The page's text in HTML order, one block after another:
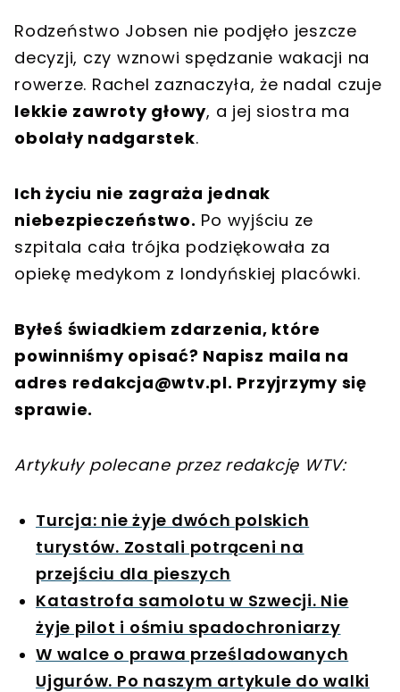
Rodzeństwo Jobsen nie podjęło jeszcze
decyzji, czy wznowi spędzanie wakacji na
rowerze. Rachel zaznaczyła, że nadal czuje
lekkie zawroty głowy, a jej siostra ma
obolały nadgarstek.
Ich życiu nie zagraża jednak
niebezpieczeństwo. Po wyjściu ze
szpitala cała trójka podziękowała za
opiekę medykom z londyńskiej placówki.
Byłeś świadkiem zdarzenia, które
powinniśmy opisać? Napisz maila na
adres redakcja@wtv.pl. Przyjrzymy się
sprawie.
Artykuły polecane przez redakcję WTV:
Turcja: nie żyje dwóch polskich
turystów. Zostali potrąceni na
przejściu dla pieszych
Katastrofa samolotu w Szwecji. Nie
żyje pilot i ośmiu spadochroniarzy
W walce o prawa prześladowanych
Ujgurów. Po naszym artykule do walki